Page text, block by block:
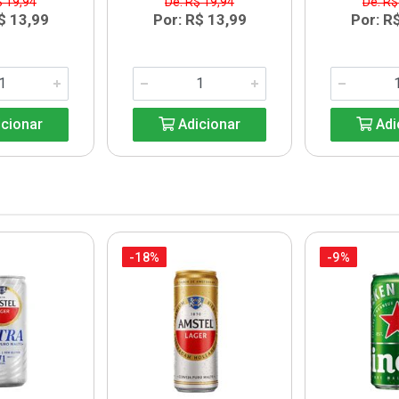
13,99 Por: R$ 13,99
Adicionar
Por:
-18% -9%